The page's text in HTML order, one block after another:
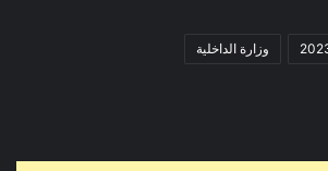
وزارة الداخلية